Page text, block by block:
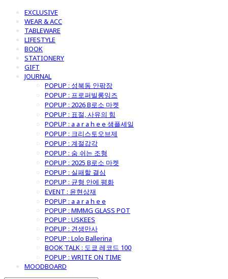
EXCLUSIVE
WEAR & ACC
TABLEWARE
LIFESTYLE
BOOK
STATIONERY
GIFT
JOURNAL
POPUP : 성북동 안팎장
POPUP : 프로퍼빌롱잉즈
POPUP : 2026 B로소 마켓
POPUP : 표절, 사유의 힘
POPUP : a a r a h e e 샘플세일
POPUP : 크리스토오브제
POPUP : 계절감각
POPUP : 숨 쉬는 조형
POPUP : 2025 B로소 마켓
POPUP : 실패할 결심
POPUP : 균형 안에 평화
EVENT : 윤현상재
POPUP : a a r a h e e
POPUP : MMMG GLASS POT
POPUP : USKEES
POPUP : 견생만사
POPUP : Lolo Ballerina
BOOK TALK : 도쿄 레코드 100
POPUP : WRITE ON TIME
MOODBOARD